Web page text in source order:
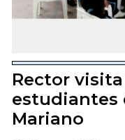
Rector
estudiantes
Mariano